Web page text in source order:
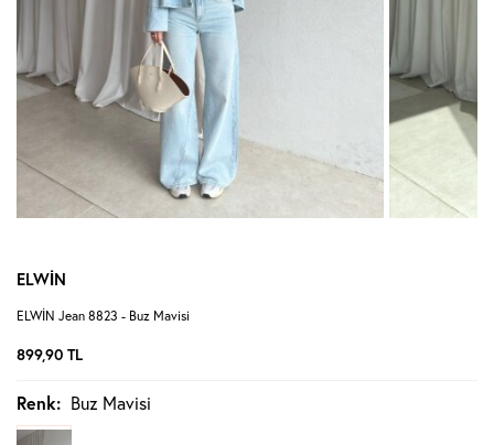
ELWİN
ELWİN Jean 8823 - Buz Mavisi
899,90 TL
Renk: Buz Mavisi